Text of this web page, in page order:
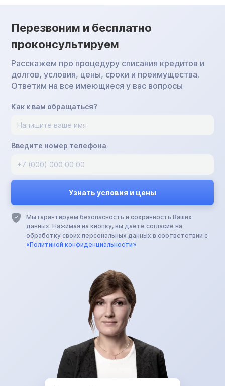
Перезвоним и бесплатно
проконсультируем
Расскажем про процедуру списания кредитов и
долгов, условия, цены, сроки и преимущества.
Ответим на все имеющиеся у вас вопросы
Как к вам обращаться?
Введите номер телефона
Мы гарантируем безопасность и сохранность Ваших
данных. Нажимая на кнопку, вы даете согласие на
обработку своих персональных данных в соответствии с
«Политикой конфиденциальности»